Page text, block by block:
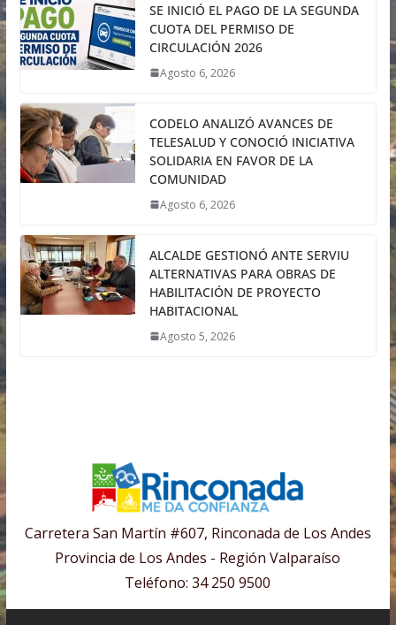
SE INICIÓ EL PAGO DE LA SEGUNDA
CUOTA DEL PERMISO DE
CIRCULACIÓN 2026
Agosto 6, 2026
CODELO ANALIZÓ AVANCES DE
TELESALUD Y CONOCIÓ INICIATIVA
SOLIDARIA EN FAVOR DE LA
COMUNIDAD
Agosto 6, 2026
ALCALDE GESTIONÓ ANTE SERVIU
ALTERNATIVAS PARA OBRAS DE
HABILITACIÓN DE PROYECTO
HABITACIONAL
Agosto 5, 2026
Carretera San Martín #607, Rinconada de Los Andes
Provincia de Los Andes - Región Valparaíso
Teléfono: 34 250 9500